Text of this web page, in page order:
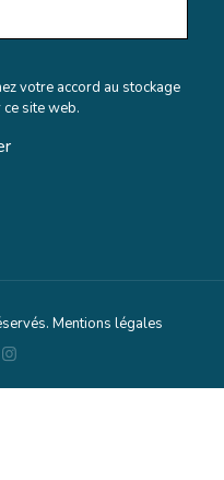
votre accord au stockage
site web.
Mentions légales